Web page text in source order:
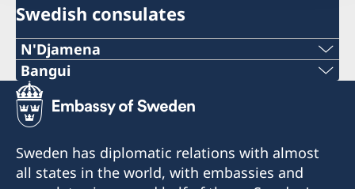
Swedish consulates
N'Djamena
Telephone 1:
+235 63 74 88 49
+235 66 30 67 41
Bangui
Telephone:
+236-75510494
E-mail:
Sweden has diplomatic relations with almost
all states in the world, with embassies and